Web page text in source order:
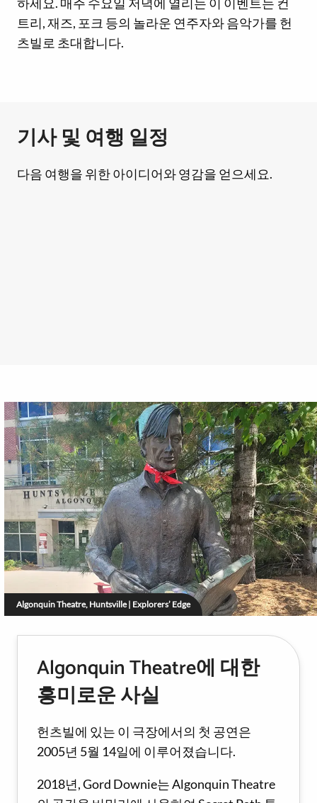
하세요. 매주 수요일 저녁에 열리는 이 이벤트는 컨
트리, 재즈, 포크 등의 놀라운 연주자와 음악가를 헌
츠빌로 초대합니다.
기사 및 여행 일정
다음 여행을 위한 아이디어와 영감을 얻으세요.
Algonquin Theatre, Huntsville | Explorers’ Edge
Algonquin Theatre에 대한
흥미로운 사실
헌츠빌에 있는 이 극장에서의 첫 공연은
2005년 5월 14일에 이루어졌습니다.
2018년, Gord Downie는 Algonquin Theatre